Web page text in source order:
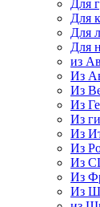
Для
Для
Для
Для
из
Из
Из
Из
Из
Из
Из
Из
Из
Из